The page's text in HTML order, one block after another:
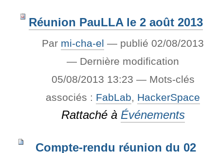
Réunion PauLLA le 2 août 2013
Par mi-cha-el — publié 02/08/2013
— Dernière modification
05/08/2013 13:23 — Mots-clés
associés : FabLab, HackerSpace
Rattaché à Événements
Compte-rendu réunion du 02